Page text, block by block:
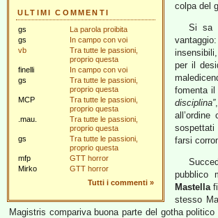
ULTIMI COMMENTI
gs
La parola proibita
gs
In campo con voi
vb
Tra tutte le passioni,
proprio questa
finelli
In campo con voi
gs
Tra tutte le passioni,
proprio questa
MCP
Tra tutte le passioni,
proprio questa
.mau.
Tra tutte le passioni,
proprio questa
gs
Tra tutte le passioni,
proprio questa
mfp
GTT horror
Mirko
GTT horror
Tutti i commenti »
colpa del
Si sa
per il
fomenta
disciplina”
sospettati
farsi
pubblico
Mastella
stesso
Magistris compariva buona parte del gotha